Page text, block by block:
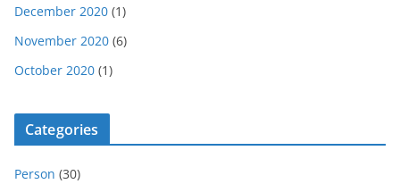
December 2020 (1)
November 2020 (6)
October 2020 (1)
Categories
Person (30)